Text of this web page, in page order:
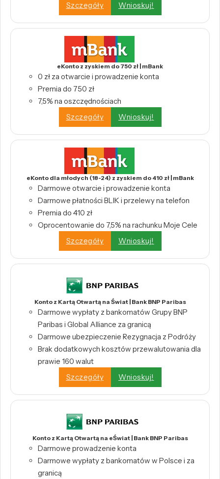
Szczegóły
Wnioskuj!
eKonto z zyskiem do 750 zł | mBank
0 zł za otwarcie i prowadzenie konta
Premia do 750 zł
7,5% na oszczędnościach
Szczegóły
Wnioskuj!
eKonto dla młodych (18-24) z zyskiem do 410 zł | mBank
Darmowe otwarcie i prowadzenie konta
Darmowe płatności BLIK i przelewy na telefon
Premia do 410 zł
Oprocentowanie do 7,5% na rachunku Moje Cele
Szczegóły
Wnioskuj!
Konto z Kartą Otwartą na Świat | Bank BNP Paribas
Darmowe wypłaty z bankomatów Grupy BNP
Paribas i Global Alliance za granicą
Darmowe ubezpieczenie Rezygnacja z Podróży
Brak dodatkowych kosztów przewalutowania dla
prawie 160 walut
Szczegóły
Wnioskuj!
Konto z Kartą Otwartą na eŚwiat | Bank BNP Paribas
Darmowe prowadzenie konta
Darmowe wypłaty z bankomatów w Polsce i za
granicą